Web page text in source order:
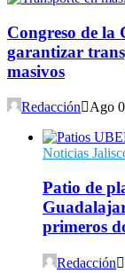
Congreso de
garantizar
masivos
Redacción Ago
Noticias
Patio de
primeros
Redacción